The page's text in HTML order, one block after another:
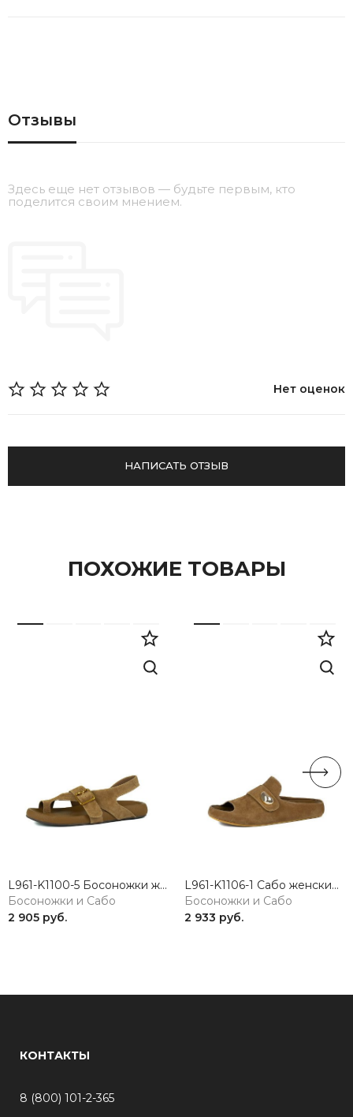
Отзывы
Здесь еще нет отзывов — будьте первым, кто
поделится своим мнением.
Нет оценок
НАПИСАТЬ ОТЗЫВ
ПОХОЖИЕ ТОВАРЫ
L961-K1100-5 Босоножки женские микрофибра коричневый 365
Босоножки и Сабо
2 905 руб.
L961-K1106-1 Сабо женские микрофибра коричневый 365
Босоножки и Сабо
2 933 руб.
КОНТАКТЫ
8 (800) 101-2-365